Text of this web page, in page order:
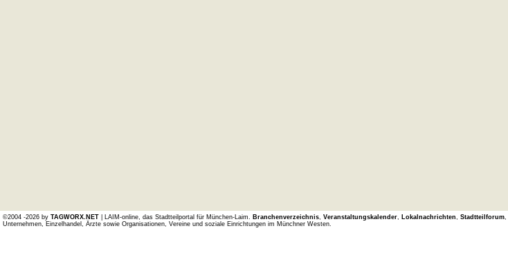
©2004 -2026 by TAGWORX.NET| LAIM-online, das Stadtteilportal für München-Laim. Branchenverzeichnis, Veranstaltungskalender, Lokalnachrichten Stadtteilforum,
Unternehmen, Einzelhandel, Ärzte sowie Organisationen, Vereine und soziale Einrichtungen im Münchner Westen.